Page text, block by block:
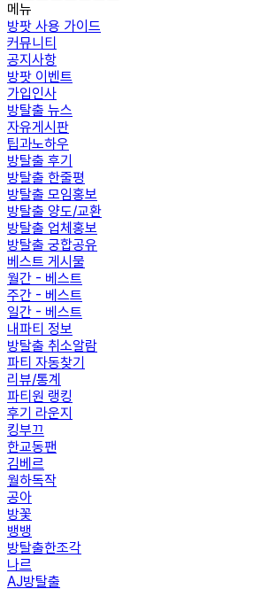
메뉴
방팟 사용 가이드
커뮤니티
공지사항
방팟 이벤트
가입인사
방탈출 뉴스
자유게시판
팁과노하우
방탈출 후기
방탈출 한줄평
방탈출 모임홍보
방탈출 양도/교환
방탈출 업체홍보
방탈출 궁합공유
베스트 게시물
월간 - 베스트
주간 - 베스트
일간 - 베스트
내파티 정보
방탈출 취소알람
파티 자동찾기
리뷰/통계
파티원 랭킹
후기 라운지
킹부끄
한교동팬
김베르
월하독작
공아
방꽃
뱅뱅
방탈출한조각
나르
AJ방탈출